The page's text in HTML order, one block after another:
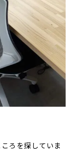
ろを探していま